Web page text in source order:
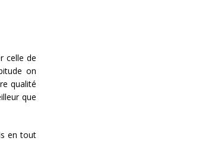
celle de
on
qualité
que
en tout